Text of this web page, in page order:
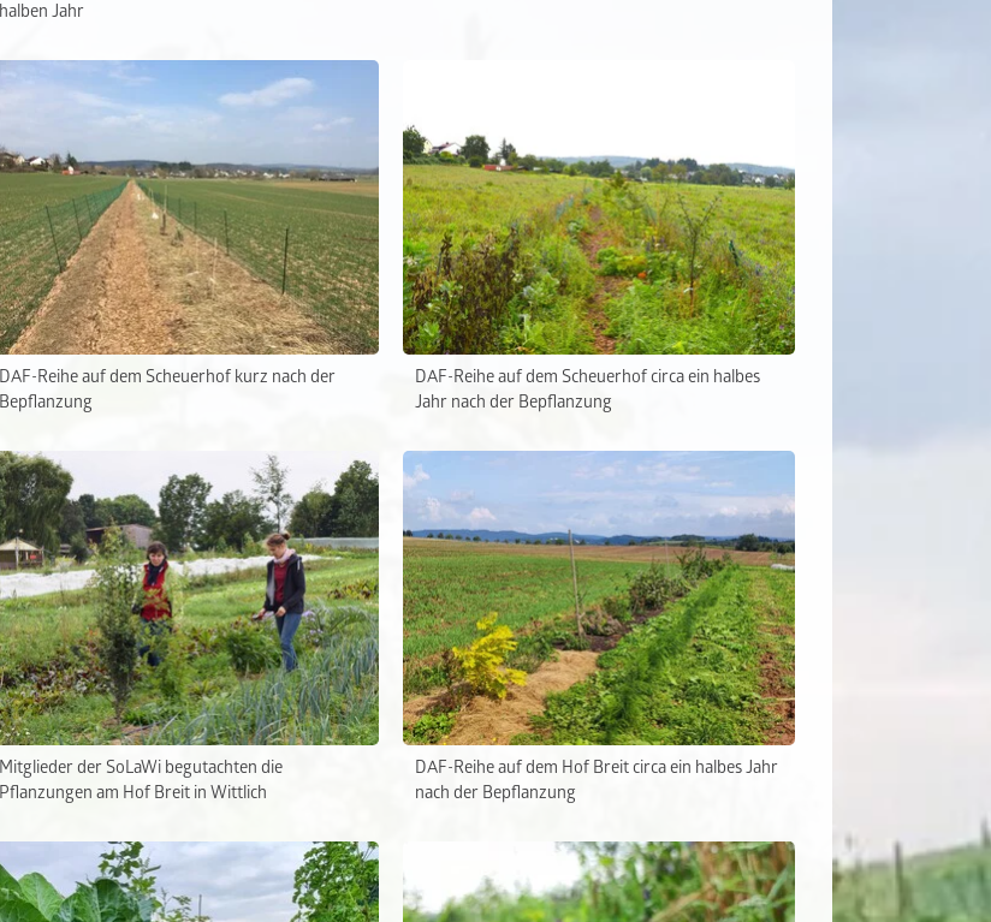
halben Jahr
DAF-Reihe auf dem Scheuerhof kurz nach der
Bepflanzung
DAF-Reihe auf dem Scheuerhof circa ein halbes
Jahr nach der Bepflanzung
Mitglieder der SoLaWi begutachten die
Pflanzungen am Hof Breit in Wittlich
DAF-Reihe auf dem Hof Breit circa ein halbes Jahr
nach der Bepflanzung